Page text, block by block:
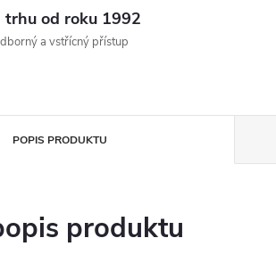
trhu od roku 1992
a vstřícný přístup
POPIS PRODUKTU
produktu